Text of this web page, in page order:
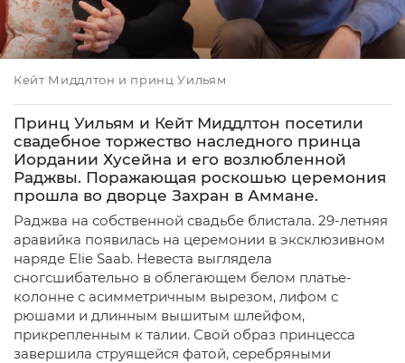
Кейт Миддлтон и принц Уильям
Принц Уильям и Кейт Миддлтон посетили
свадебное торжество наследного принца
Иордании Хусейна и его возлюбленной
Раджвы. Поражающая роскошью церемония
прошла во дворце Захран в Аммане.
Раджва на собственной свадьбе блистала. 29-летняя
аравийка появилась на церемонии в эксклюзивном
наряде Elie Saab. Невеста выглядела
сногсшибательно в облегающем белом платье-
колонне с асимметричным вырезом, лифом с
рюшами и длинным вышитым шлейфом,
прикрепленным к талии. Свой образ принцесса
завершила струящейся фатой, серебряными